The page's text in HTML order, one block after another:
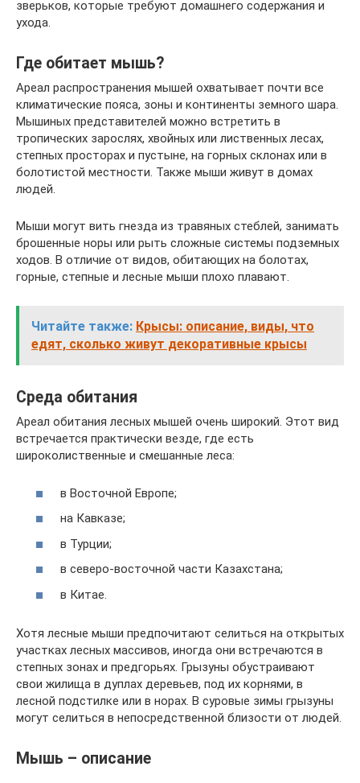
зверьков, которые требуют домашнего содержания и
ухода.
Где обитает мышь?
Ареал распространения мышей охватывает почти все
климатические пояса, зоны и континенты земного шара.
Мышиных представителей можно встретить в
тропических зарослях, хвойных или лиственных лесах,
степных просторах и пустыне, на горных склонах или в
болотистой местности. Также мыши живут в домах
людей.
Мыши могут вить гнезда из травяных стеблей, занимать
брошенные норы или рыть сложные системы подземных
ходов. В отличие от видов, обитающих на болотах,
горные, степные и лесные мыши плохо плавают.
Читайте также: Крысы: описание, виды, что
едят, сколько живут декоративные крысы
Среда обитания
Ареал обитания лесных мышей очень широкий. Этот вид
встречается практически везде, где есть
широколиственные и смешанные леса:
в Восточной Европе;
на Кавказе;
в Турции;
в северо-восточной части Казахстана;
в Китае.
Хотя лесные мыши предпочитают селиться на открытых
участках лесных массивов, иногда они встречаются в
степных зонах и предгорьях. Грызуны обустраивают
свои жилища в дуплах деревьев, под их корнями, в
лесной подстилке или в норах. В суровые зимы грызуны
могут селиться в непосредственной близости от людей.
Мышь – описание